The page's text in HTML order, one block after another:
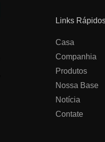
Links
Casa
Companhia
Produtos
Nossa Base
Notícia
Contate